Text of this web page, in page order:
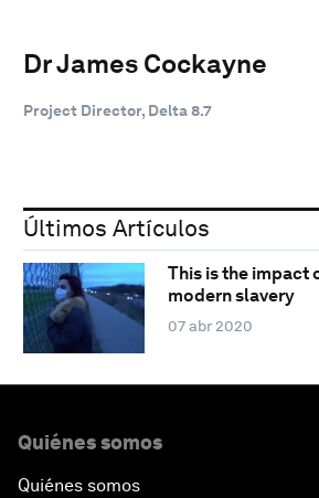
Dr James Cockayne
Project Director, Delta 8.7
Últimos Artículos
This is the impact
modern slavery
07 abr 2020
Quiénes somos
Quiénes somos